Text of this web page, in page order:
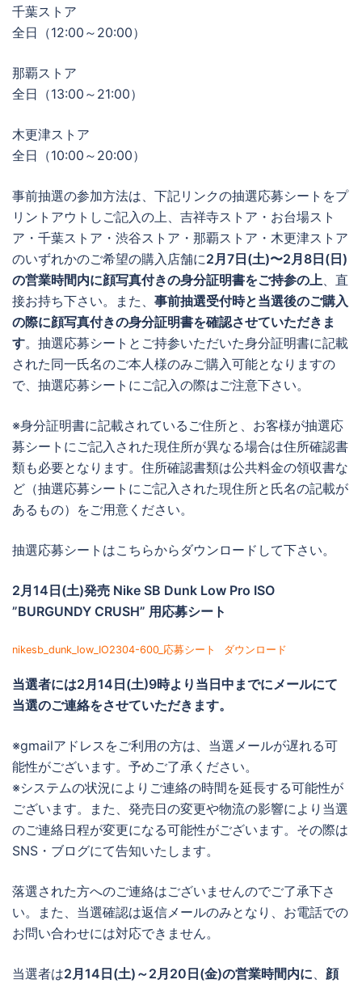
千葉ストア
全日（12:00～20:00）
那覇ストア
全日（13:00～21:00）
木更津ストア
全日（10:00～20:00）
事前抽選の参加方法は、下記リンクの抽選応募シートをプ
リントアウトしご記入の上、吉祥寺ストア・お台場スト
ア・千葉ストア・渋谷ストア・那覇ストア・木更津ストア
のいずれかのご希望の購入店舗に2月7日(土)〜2月8日(日)
の営業時間内に顔写真付きの身分証明書をご持参の上、直
接お持ち下さい。また、 事前抽選受付時と当選後のご購入
の際に顔写真付きの身分証明書を確認させていただきま
す。抽選応募シートとご持参いただいた身分証明書に記載
された同一氏名のご本人様のみご購入可能となりますの
で、抽選応募シートにご記入の際はご注意下さい。
※身分証明書に記載されているご住所と、お客様が抽選応
募シートにご記入された現住所が異なる場合は住所確認書
類も必要となります。住所確認書類は公共料金の領収書な
ど（抽選応募シートにご記入された現住所と氏名の記載が
あるもの）をご用意ください。
抽選応募シートはこちらからダウンロードして下さい。
2月14日(土)発売 Nike SB Dunk Low Pro ISO
”BURGUNDY CRUSH” 用応募シート
nikesb_dunk_low_IO2304-600_応募シート ダウンロード
当選者には2月14日(土)9時より当日中までにメールにて
当選のご連絡をさせていただきます。
※gmailアドレスをご利用の方は、当選メールが遅れる可
能性がございます。予めご了承ください。
※システムの状況によりご連絡の時間を延長する可能性が
ございます。また、発売日の変更や物流の影響により当選
のご連絡日程が変更になる可能性がございます。その際は
SNS・ブログにて告知いたします。
落選された方へのご連絡はございませんのでご了承下さ
い。また、当選確認は返信メールのみとなり、お電話での
お問い合わせには対応できません。
当選者は2月14日(土)～2月20日(金)の営業時間内に、 顔